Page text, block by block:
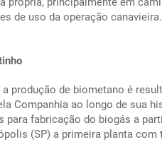
de uso da operação
a produção de biometano é
Companhia ao longo de sua
fabricação do biogás a
(SP) a primeira planta com